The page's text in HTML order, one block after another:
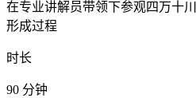
在专业讲解员带领下参观四万十
形成过程
时长
90 分钟